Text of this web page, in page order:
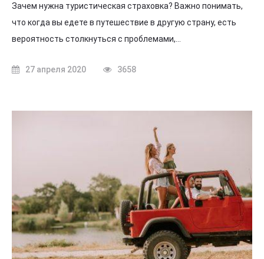
Зачем нужна туристическая страховка? Важно понимать,
что когда вы едете в путешествие в другую страну, есть
вероятность столкнуться с проблемами,…
27 апреля 2020 3658